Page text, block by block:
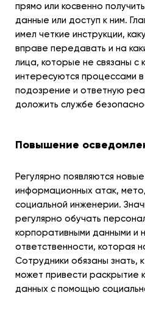
прямо или косвенно
данные или доступ к ним.
имел четкие инструкции,
вправе передавать и на
лица, которые не связаны с
интересуются процессами
подозрение и ответную
доложить службе
Повышение
Регулярно появляются
информационных атак,
социальной инженерии.
регулярно обучать
корпоративными данными и
ответственности, которая
Сотрудники обязаны знать,
может привести раскрытие
данных с помощью